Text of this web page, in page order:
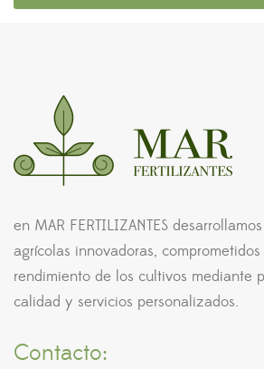
en MAR FERTILIZANTES
agrícolas innovadoras,
rendimiento de los cultivos mediante
calidad y servicios personalizados.
Contacto: